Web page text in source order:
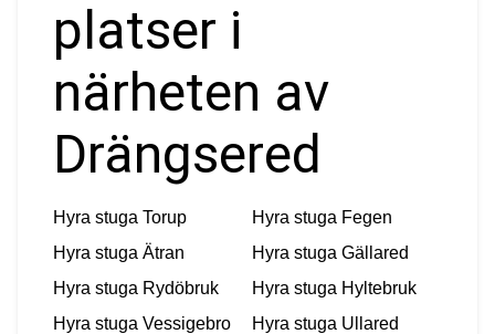
platser i
närheten av
Drängsered
Hyra stuga Torup Hyra stuga Fegen
Hyra stuga Ätran Hyra stuga Gällared
Hyra stuga Rydöbruk Hyra stuga Hyltebruk
Hyra stuga Vessigebro Hyra stuga Ullared